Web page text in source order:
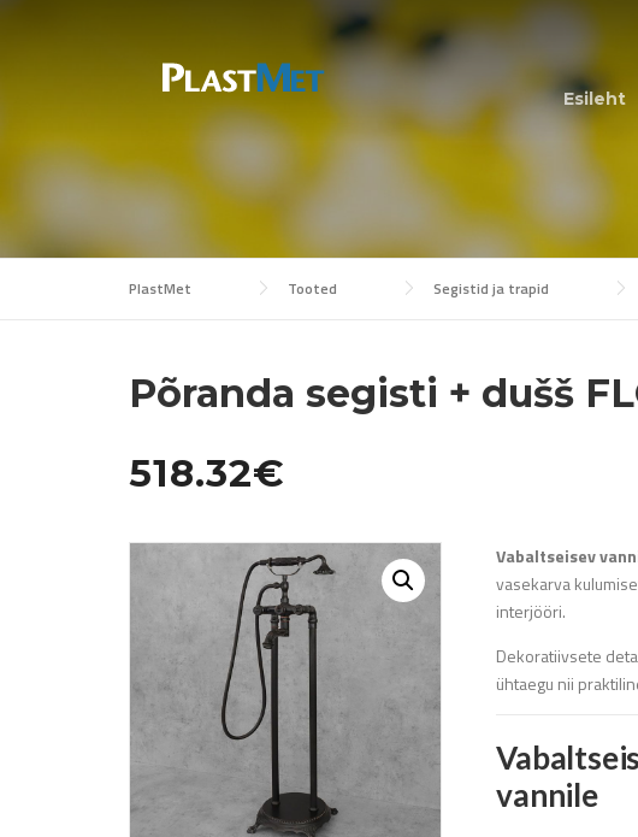
Esileht
PlastMet Tooted Segistid ja trapid
Põranda segisti + dušš
518.32€
Vabaltseisev
vasekarva
interjööri.
Dekoratiivsete
ühtaegu nii
vannile